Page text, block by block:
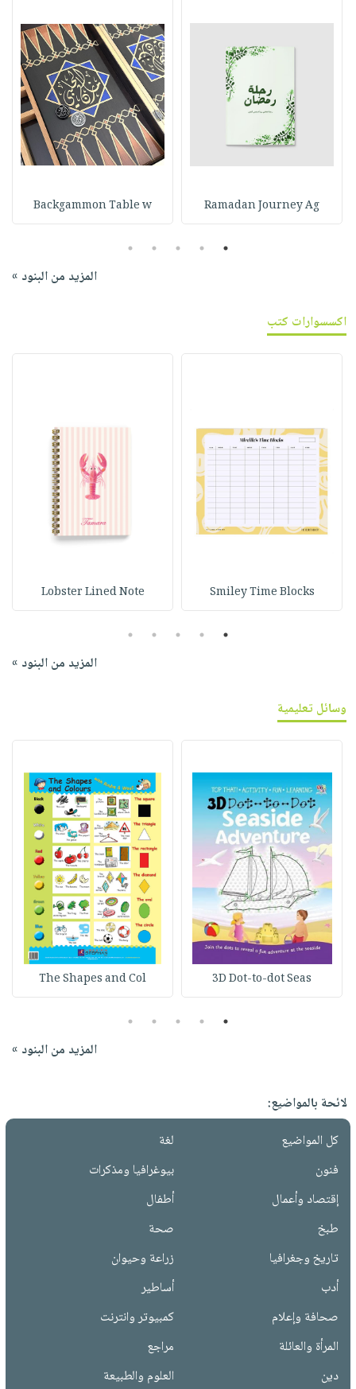
Ramadan Journey Ag
Backgammon Table w
1
2
3
4
5
المزيد من البنود »
اكسسوارات كتب
Smiley Time Blocks
Lobster Lined Note
1
2
3
4
5
المزيد من البنود »
وسائل تعليمية
3D Dot-to-dot Seas
The Shapes and Col
1
2
3
4
5
المزيد من البنود »
لائحة بالمواضيع:
كل المواضيع
لغة
فنون
بيوغرافيا ومذكرات
إقتصاد وأعمال
أطفال
طبخ
صحة
تاريخ وجغرافيا
زراعة وحيوان
أدب
أساطير
صحافة وإعلام
كمبيوتر وانترنت
المرأة والعائلة
مراجع
دين
العلوم والطبيعة